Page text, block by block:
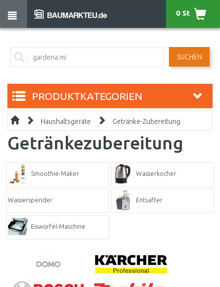
SUCHEN
0 St
PRODUKTKATEGORIEN
Haushaltsgeräte Getränke-Zubereitung
Getränkezubereitung
Smoothie-Maker Wasserkocher
Wasserspender Entsafter
Eiswürfel-Maschine